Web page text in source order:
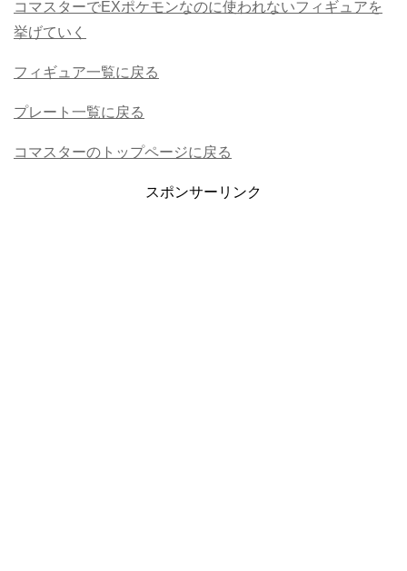
コマスターでEXポケモンなのに使われないフィギュアを
挙げていく
フィギュア一覧に戻る
プレート一覧に戻る
コマスターのトップページに戻る
スポンサーリンク